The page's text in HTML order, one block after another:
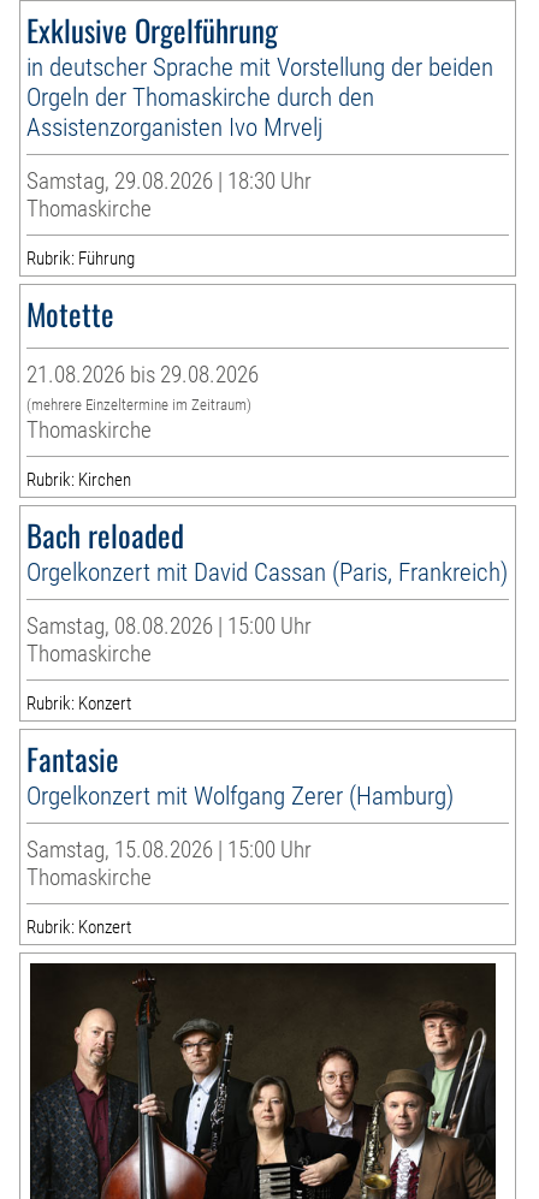
Exklusive Orgelführung
in deutscher Sprache mit Vorstellung der beiden
Orgeln der Thomaskirche durch den
Assistenzorganisten Ivo Mrvelj
Samstag, 29.08.2026 | 18:30 Uhr
Thomaskirche
Rubrik: Führung
Motette
21.08.2026 bis 29.08.2026
(mehrere Einzeltermine im Zeitraum)
Thomaskirche
Rubrik: Kirchen
Bach reloaded
Orgelkonzert mit David Cassan (Paris, Frankreich)
Samstag, 08.08.2026 | 15:00 Uhr
Thomaskirche
Rubrik: Konzert
Fantasie
Orgelkonzert mit Wolfgang Zerer (Hamburg)
Samstag, 15.08.2026 | 15:00 Uhr
Thomaskirche
Rubrik: Konzert